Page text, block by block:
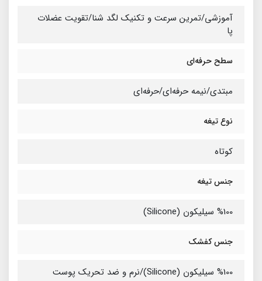
آموزشی/تمرین سرعت و تکنیک لگد شنا/تقویت عضلات
پا
سطح حرفه‌ای
مبتدی/نیمه حرفه‌ای/حرفه‌ای
نوع تیغه
کوتاه
جنس تیغه
%100 سیلیکون (Silicone)
جنس کفشک
%100 سیلیکون (Silicone)/نرم و ضد تحریک پوست